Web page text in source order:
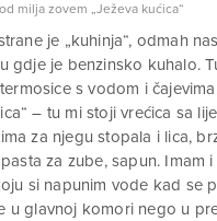
milja zovem „Ježeva kućica“
je „kuhinja“, odmah
gdje je benzinsko kuhalo.
s vodom i
– tu mi stoji vrećica sa
za njegu stopala i lica,
za zube, sapun. Imam
si napunim vode kad se
u glavnoj komori nego u